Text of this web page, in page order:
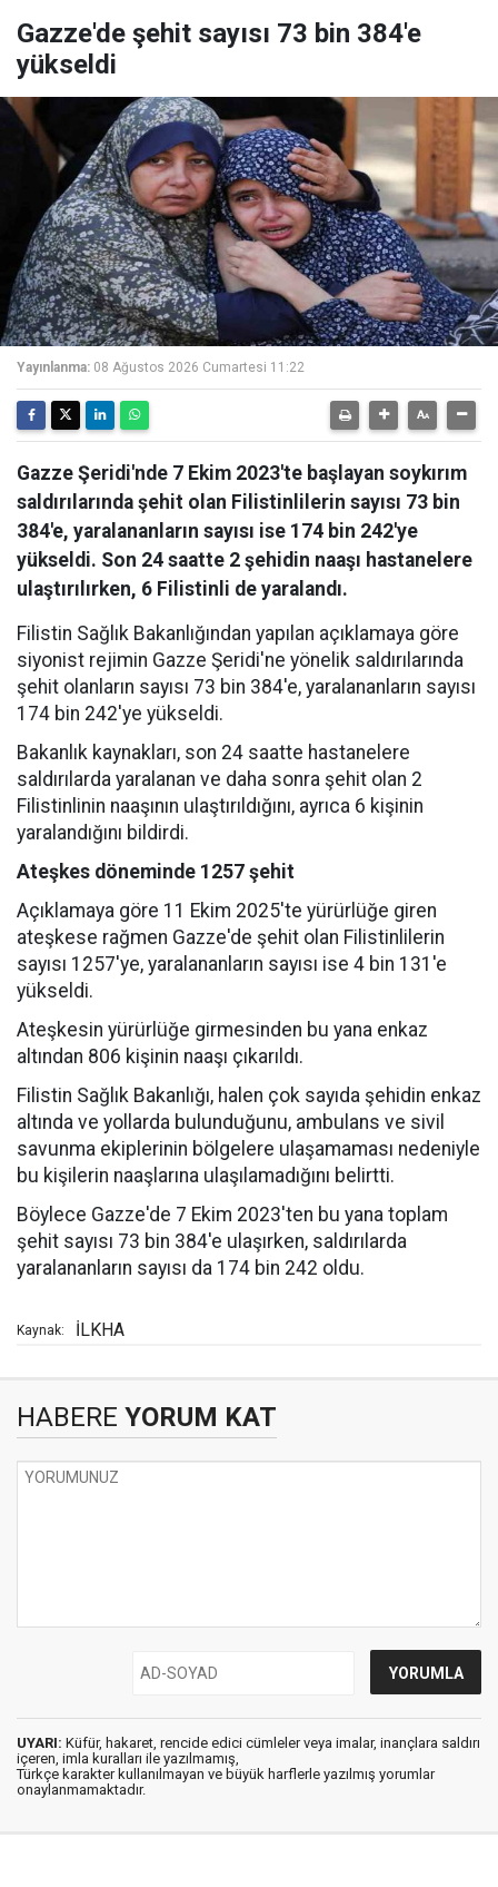
Gazze'de şehit sayısı 73 bin 384'e
yükseldi
Yayınlanma: 08 Ağustos 2026 Cumartesi 11:22
Gazze Şeridi'nde 7 Ekim 2023'te başlayan soykırım
saldırılarında şehit olan Filistinlilerin sayısı 73 bin
384'e, yaralananların sayısı ise 174 bin 242'ye
yükseldi. Son 24 saatte 2 şehidin naaşı hastanelere
ulaştırılırken, 6 Filistinli de yaralandı.
Filistin Sağlık Bakanlığından yapılan açıklamaya göre
siyonist rejimin Gazze Şeridi'ne yönelik saldırılarında
şehit olanların sayısı 73 bin 384'e, yaralananların sayısı
174 bin 242'ye yükseldi.
Bakanlık kaynakları, son 24 saatte hastanelere
saldırılarda yaralanan ve daha sonra şehit olan 2
Filistinlinin naaşının ulaştırıldığını, ayrıca 6 kişinin
yaralandığını bildirdi.
Ateşkes döneminde 1257 şehit
Açıklamaya göre 11 Ekim 2025'te yürürlüğe giren
ateşkese rağmen Gazze'de şehit olan Filistinlilerin
sayısı 1257'ye, yaralananların sayısı ise 4 bin 131'e
yükseldi.
Ateşkesin yürürlüğe girmesinden bu yana enkaz
altından 806 kişinin naaşı çıkarıldı.
Filistin Sağlık Bakanlığı, halen çok sayıda şehidin enkaz
altında ve yollarda bulunduğunu, ambulans ve sivil
savunma ekiplerinin bölgelere ulaşamaması nedeniyle
bu kişilerin naaşlarına ulaşılamadığını belirtti.
Böylece Gazze'de 7 Ekim 2023'ten bu yana toplam
şehit sayısı 73 bin 384'e ulaşırken, saldırılarda
yaralananların sayısı da 174 bin 242 oldu.
Kaynak: İLKHA
HABERE YORUM KAT
UYARI: Küfür, hakaret, rencide edici cümleler veya imalar, inançlara saldırı
içeren, imla kuralları ile yazılmamış,
Türkçe karakter kullanılmayan ve büyük harflerle yazılmış yorumlar
onaylanmamaktadır.